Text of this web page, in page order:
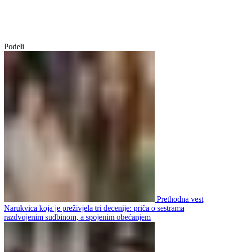
Podeli
Prethodna vest
Narukvica koja je preživjela tri decenije: priča o sestrama
razdvojenim sudbinom, a spojenim obećanjem